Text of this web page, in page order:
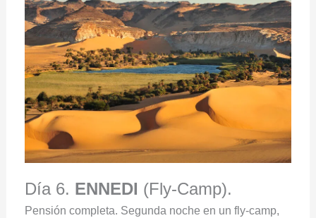
Día 6. ENNEDI (Fly-Camp).
Pensión completa. Segunda noche en un fly-camp,